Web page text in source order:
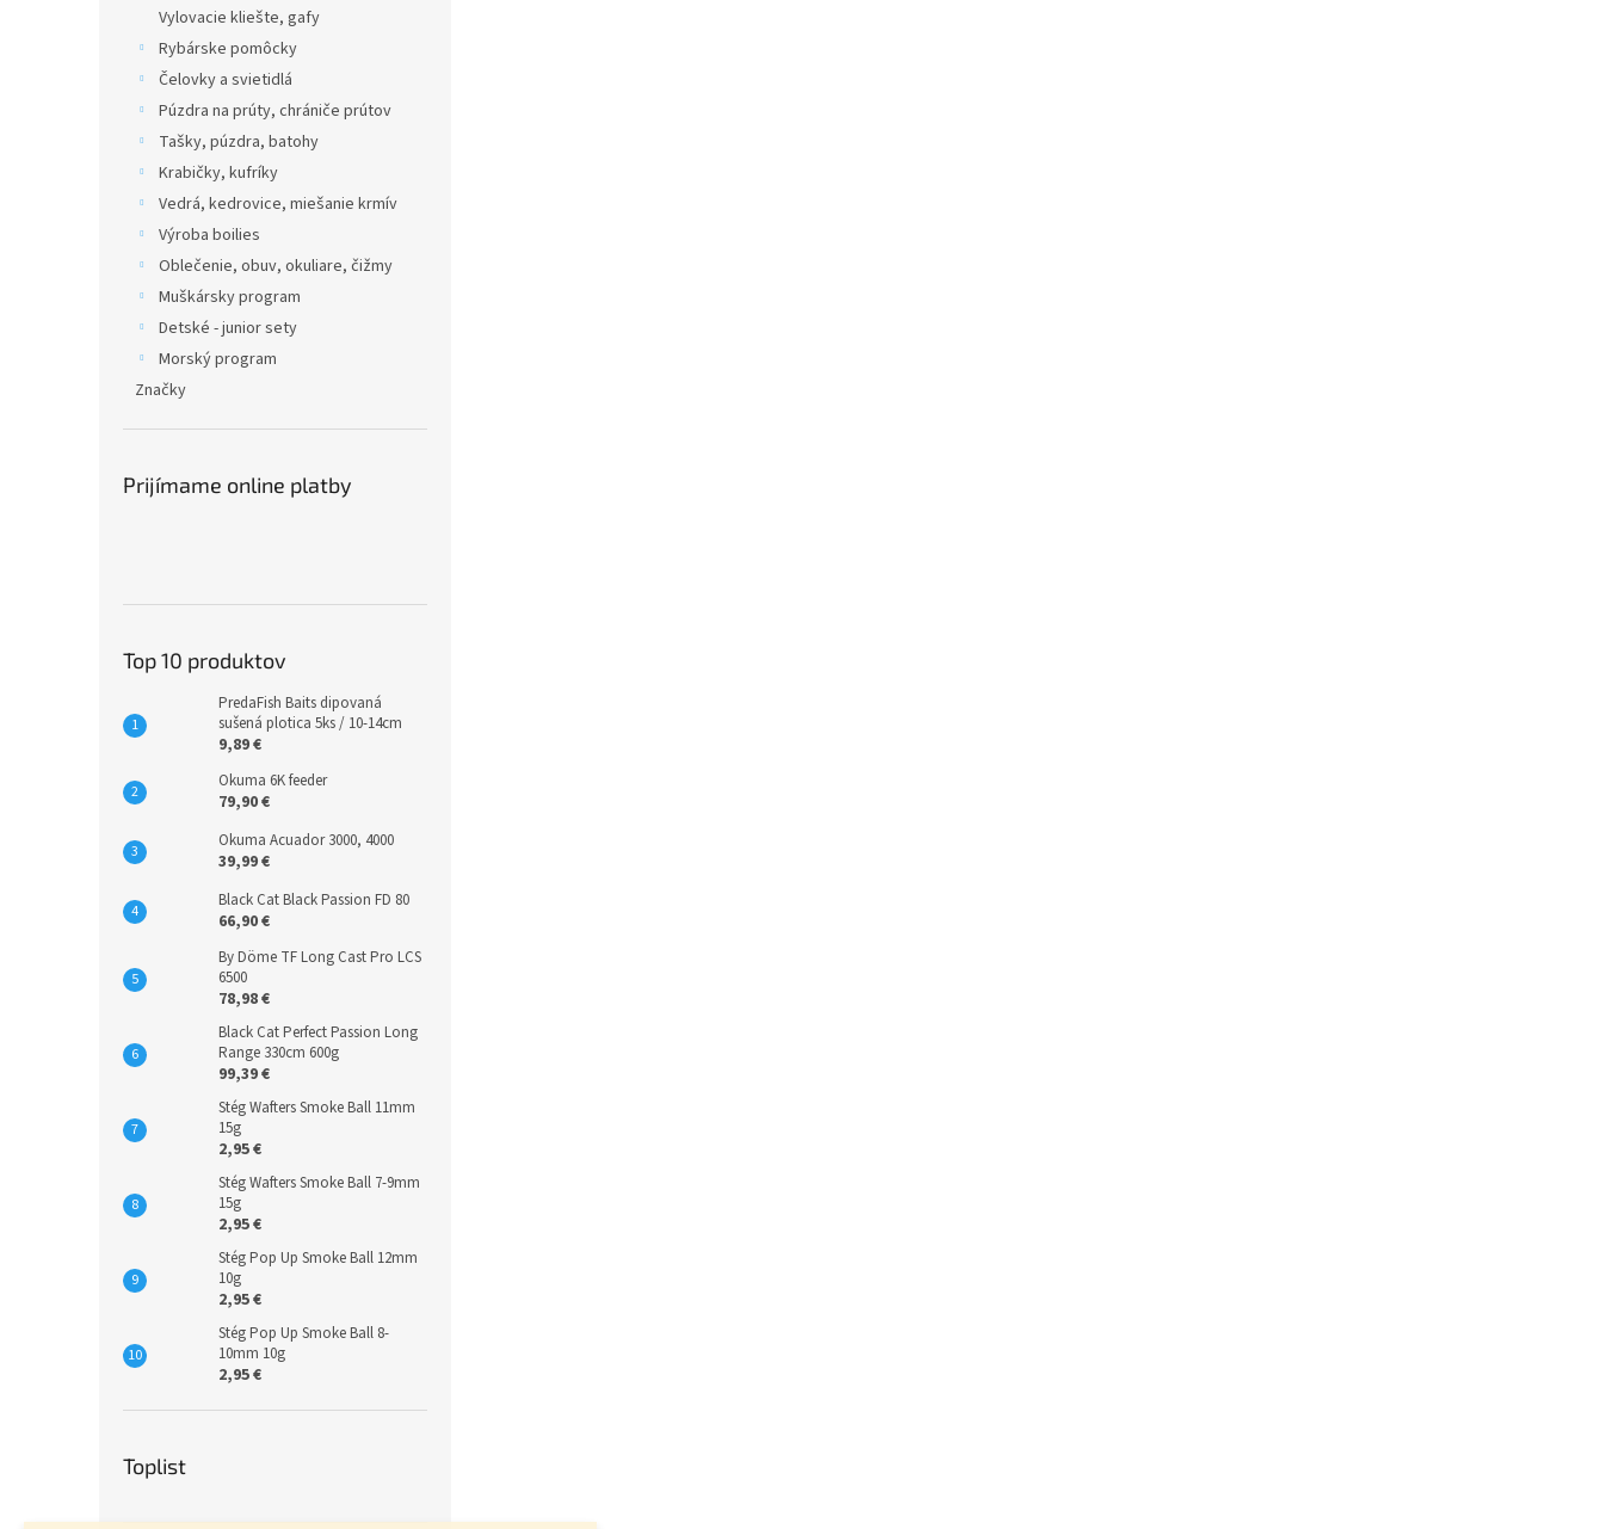
Vylovacie kliešte, gafy
Rybárske pomôcky
Čelovky a svietidlá
Púzdra na prúty, chrániče prútov
Tašky, púzdra, batohy
Krabičky, kufríky
Vedrá, kedrovice, miešanie krmív
Výroba boilies
Oblečenie, obuv, okuliare, čižmy
Muškársky program
Detské - junior sety
Morský program
Značky
Prijímame online platby
Top 10 produktov
PredaFish Baits dipovaná
sušená plotica 5ks / 10-14cm
9,89 €
Okuma 6K feeder
79,90 €
Okuma Acuador 3000, 4000
39,99 €
Black Cat Black Passion FD 80
66,90 €
By Döme TF Long Cast Pro LCS
6500
78,98 €
Black Cat Perfect Passion Long
Range 330cm 600g
99,39 €
Stég Wafters Smoke Ball 11mm
15g
2,95 €
Stég Wafters Smoke Ball 7-9mm
15g
2,95 €
Stég Pop Up Smoke Ball 12mm
10g
2,95 €
Stég Pop Up Smoke Ball 8-
10mm 10g
2,95 €
Toplist